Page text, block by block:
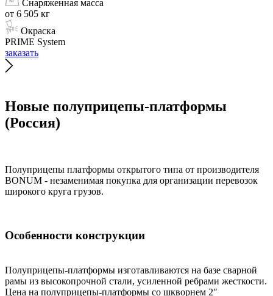
Снаряженная масса
от 6 505 кг
Окраска
PRIME System
заказать
Новые полуприцепы-платформы
(Россия)
Полуприцепы платформы открытого типа от производителя
BONUM - незаменимая покупка для организации перевозок
широкого круга грузов.
Особенности конструкции
Полуприцепы-платформы изготавливаются на базе сварной
рамы из высокопрочной стали, усиленной ребрами жесткости.
Цена на полуприцепы-платформы со шкворнем 2″